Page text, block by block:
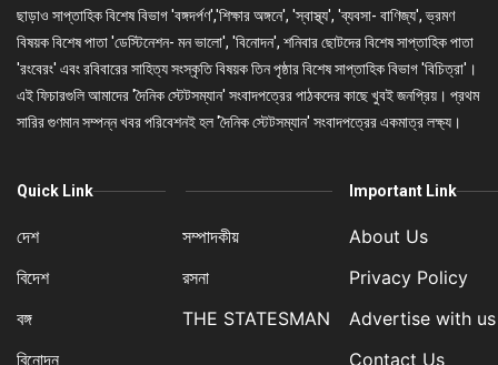
ছাড়াও সাপ্তাহিক বিশেষ বিভাগ 'বঙ্গদর্পণ','শিক্ষার অঙ্গনে', 'স্বাস্থ্য', 'ব্যবসা- বাণিজ্য', ভ্রমণ
বিষয়ক বিশেষ পাতা 'ডেস্টিনেশন- মন ভালো', 'বিনোদন', শনিবার ছোটদের বিশেষ সাপ্তাহিক পাতা
'রংবেরং' এবং রবিবারের সাহিত্য সংস্কৃতি বিষয়ক তিন পৃষ্ঠার বিশেষ সাপ্তাহিক বিভাগ 'বিচিত্রা'।
এই ফিচারগুলি আমাদের 'দৈনিক স্টেটসম্যান' সংবাদপত্রের পাঠকদের কাছে খুবই জনপ্রিয়। প্রথম
সারির গুণমান সম্পন্ন খবর পরিবেশনই হল 'দৈনিক স্টেটসম্যান' সংবাদপত্রের একমাত্র লক্ষ্য।
Quick Link
দেশ
বিদেশ
বঙ্গ
বিনোদন
সম্পাদকীয়
রসনা
THE STATESMAN
Important Link
About Us
Privacy Policy
Advertise with us
Contact Us